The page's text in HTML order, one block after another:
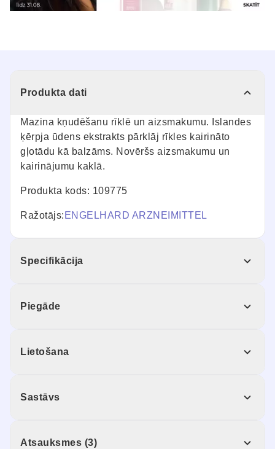
Produkta dati
Mazina kņudēšanu rīklē un aizsmakumu. Islandes
ķērpja ūdens ekstrakts pārklāj rīkles kairināto
gļotādu kā balzāms. Novēršs aizsmakumu un
kairinājumu kaklā.
Produkta kods: 109775
Ražotājs: ENGELHARD ARZNEIMITTEL
Specifikācija
Piegāde
Lietošana
Sastāvs
Atsauksmes (3)